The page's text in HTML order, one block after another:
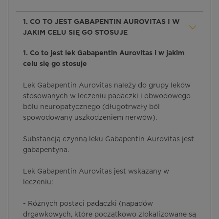
1. CO TO JEST GABAPENTIN AUROVITAS I W
JAKIM CELU SIĘ GO STOSUJE
1. Co to jest lek Gabapentin Aurovitas i w jakim
celu się go stosuje
Lek Gabapentin Aurovitas należy do grupy leków
stosowanych w leczeniu padaczki i obwodowego
bólu neuropatycznego (długotrwały ból
spowodowany uszkodzeniem nerwów).
Substancją czynną leku Gabapentin Aurovitas jest
gabapentyna.
Lek Gabapentin Aurovitas jest wskazany w
leczeniu:
- Różnych postaci padaczki (napadów
drgawkowych, które początkowo zlokalizowane są